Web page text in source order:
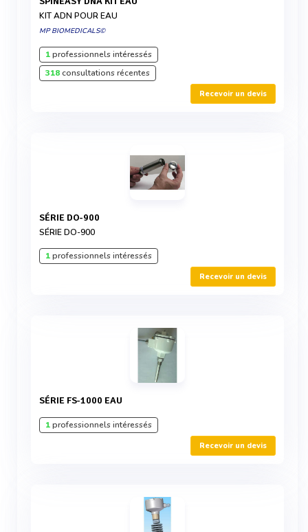
KIT ADN POUR EAU
MP BIOMEDICALS©
1professionnels intéressés
318consultations récentes
Recevoir un devis
SÉRIE DO-900
SÉRIE DO-900
1professionnels intéressés
Recevoir un devis
SÉRIE FS-1000 EAU
1professionnels intéressés
Recevoir un devis